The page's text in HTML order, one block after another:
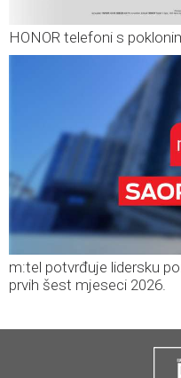
HONOR telefoni s
m:tel potvrđuje lidersku
prvih šest mjeseci 2026.